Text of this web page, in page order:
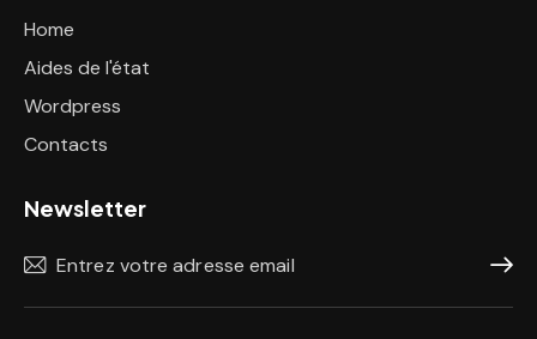
Home
Aides de l'état
Wordpress
Contacts
Newsletter